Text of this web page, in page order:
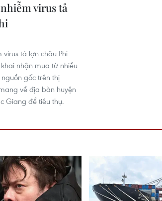
virus tả
virus tả lợn châu Phi
nhận mua từ nhiều
gốc trên thị
về địa bàn huyện
Giang để tiêu thụ.